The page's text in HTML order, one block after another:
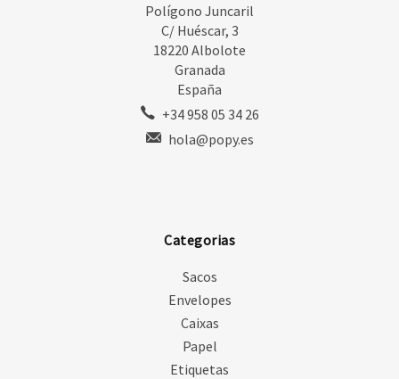
Polígono Juncaril
C/ Huéscar, 3
18220 Albolote
Granada
España
+34 958 05 34 26
hola@popy.es
Categorias
Sacos
Envelopes
Caixas
Papel
Etiquetas